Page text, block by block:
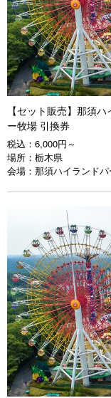
【セット販売】那須
ー牧場 引換券
税込： 6,000円～
場所： 栃木県
会場： 那須ハイランド